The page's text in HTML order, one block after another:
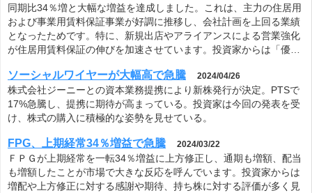
同期比34％増と大幅な増益を達成しました。これは、主力の住居用
および事業用賃料保証事業が好調に推移し、会社計画を上回る業績
となったためです。特に、新規出店やアライアンスによる営業強化
が住居用賃料保証の伸びを加速させています。投資家からは「優…
ソーシャルワイヤーが大幅高で急騰 2024/04/26
株式会社ジーニーとの資本業務提携により新株発行が決定。PTSで
17%急騰し、提携に期待が高まっている。投資家は今回の発表を受
け、株式の購入に積極的な姿勢を見せている。
FPG、上期経常34％増益で急騰 2024/03/22
ＦＰＧが上期経常を一転34％増益に上方修正し、通期も増額、配当
も増額したことが市場で大きな反応を呼んでいます。投資家からは
増配や上方修正に対する感謝や期待、持ち株に対する評価が多く見